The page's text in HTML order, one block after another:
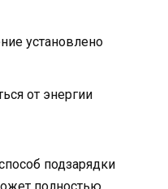
установлено
от энергии
подзарядки